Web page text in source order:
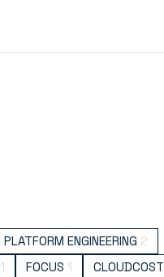
PLATFORM ENGINEERING 2
1 FOCUS 1 CLOUDCOST